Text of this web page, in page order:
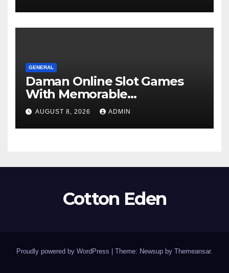
GENERAL
Daman Online Slot Games
With Memorable
Experiences
AUGUST 8, 2026 ADMIN
Cotton Eden
Proudly powered by WordPress Theme: Newsup by Themeansar.